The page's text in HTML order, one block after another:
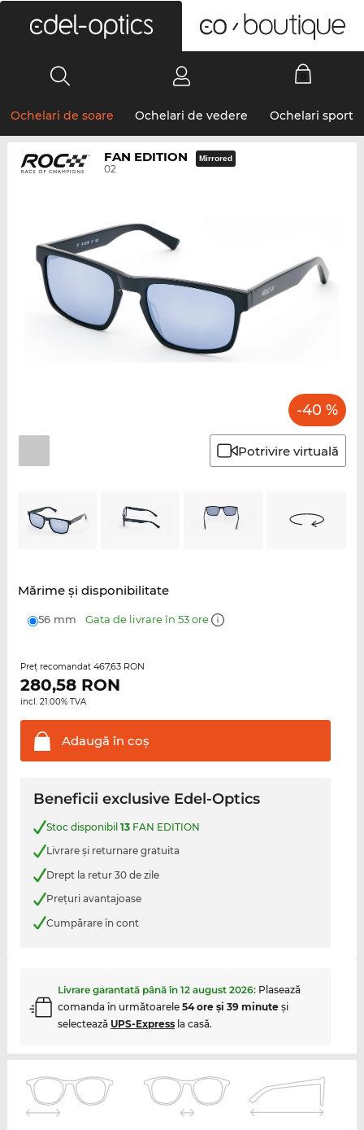
Ochelari de soare Ochelari de vedere Ochelari sport
FAN EDITION
02
Mirrored
-40 %
Potrivire virtuală
Mărime şi disponibilitate
56 mm Gata de livrare în 53 ore
Preţ recomandat 467,63 RON
280,58RON
incl. 21.00% TVA
Adaugă în coş
Beneficii exclusive Edel-Optics
Stoc disponibil 13FAN EDITION
Livrare şi returnare gratuita
Drept la retur 30 de zile
Preţuri avantajoase
Cumpărare în cont
Livrare garantată până în 12 august 2026: Plasează
comanda în următoarele 54 ore şi 39 minuteşi
selectează UPS-Expressla casă.